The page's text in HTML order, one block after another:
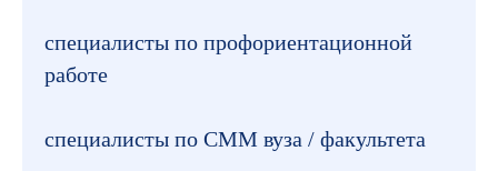
специалисты по профориентационной
работе
специалисты по СММ вуза / факультета